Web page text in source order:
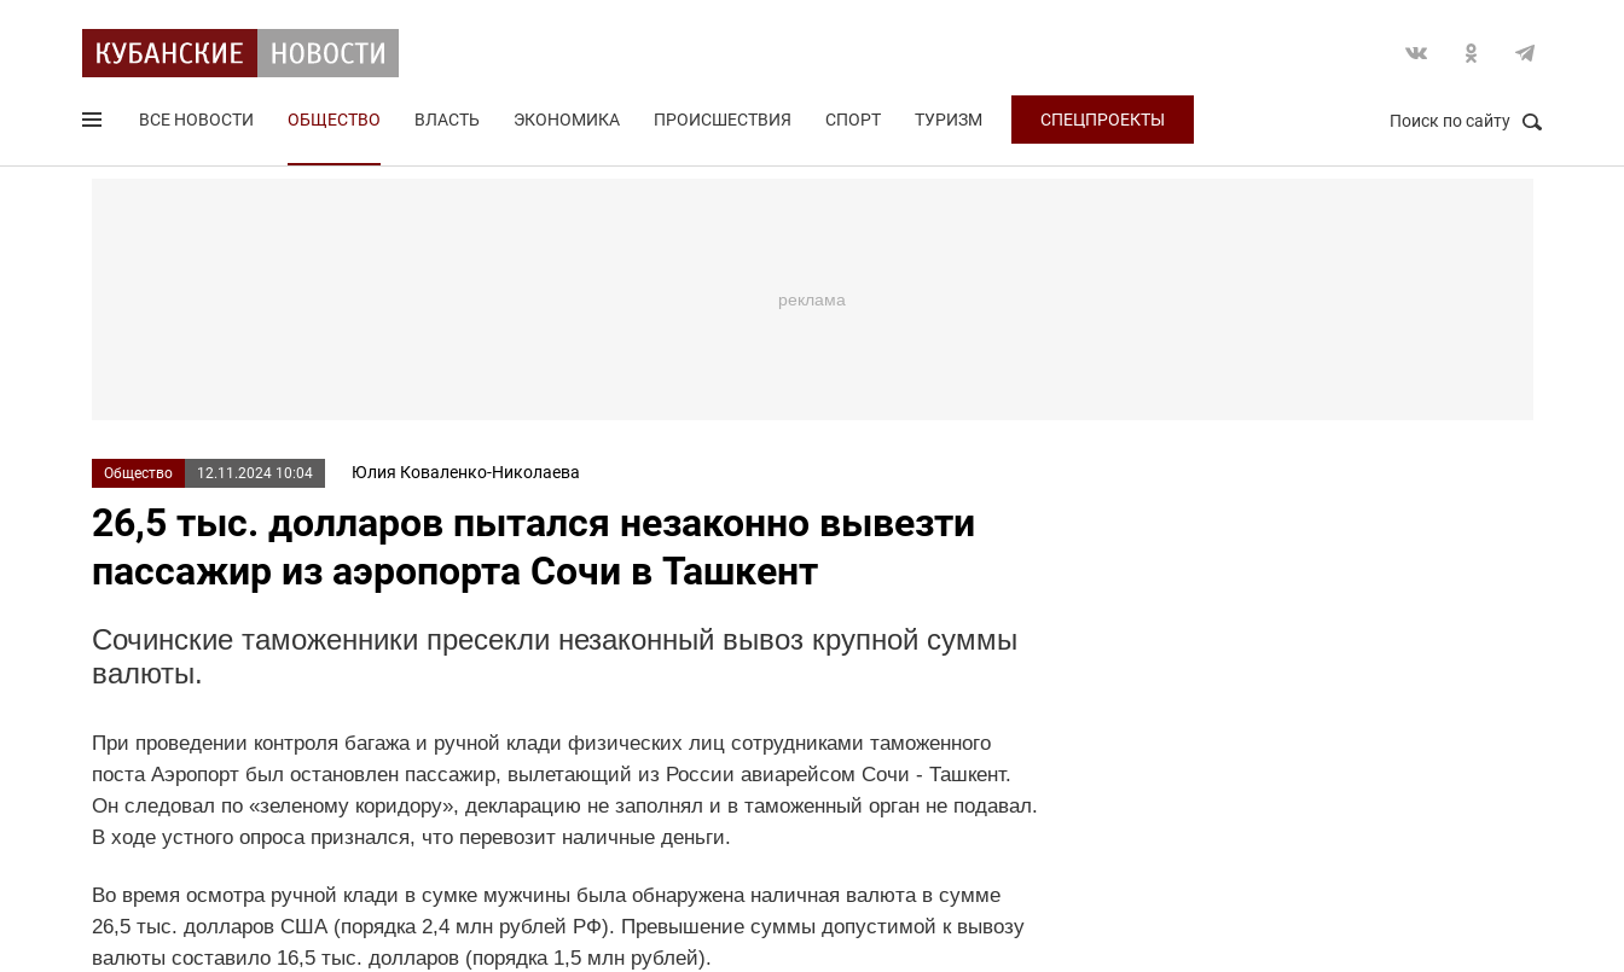
ВСЕ НОВОСТИ ОБЩЕСТВО ВЛАСТЬ ЭКОНОМИКА ПРОИСШЕСТВИЯ СПОРТ ТУРИЗМ СПЕЦПРОЕКТЫ Поиск по сайту
Общество 12.11.2024 10:04 Юлия Коваленко-Николаева
26,5 тыс. долларов пытался незаконно вывезти
пассажир из аэропорта Сочи в Ташкент
Сочинские таможенники пресекли незаконный вывоз крупной суммы
валюты.
При проведении контроля багажа и ручной клади физических лиц сотрудниками таможенного
поста Аэропорт был остановлен пассажир, вылетающий из России авиарейсом Сочи - Ташкент.
Он следовал по «зеленому коридору», декларацию не заполнял и в таможенный орган не подавал.
В ходе устного опроса признался, что перевозит наличные деньги.
Во время осмотра ручной клади в сумке мужчины была обнаружена наличная валюта в сумме
26,5 тыс. долларов США (порядка 2,4 млн рублей РФ). Превышение суммы допустимой к вывозу
валюты составило 16,5 тыс. долларов (порядка 1,5 млн рублей).